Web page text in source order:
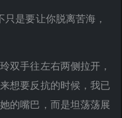
是要让你脱离苦海，
双手往左右两侧拉开，
想要反抗的时候，我已
的嘴巴，而是坦荡荡展